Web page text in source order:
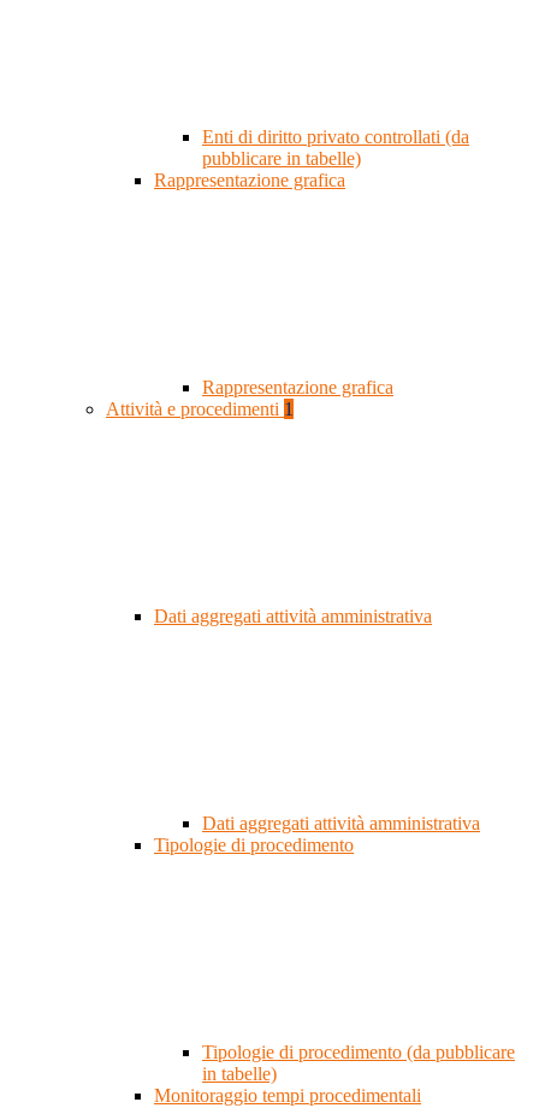
Enti di diritto privato controllati (da
pubblicare in tabelle)
Rappresentazione grafica
Rappresentazione grafica
Attività e procedimenti 1
Dati aggregati attività amministrativa
Dati aggregati attività amministrativa
Tipologie di procedimento
Tipologie di procedimento (da pubblicare
in tabelle)
Monitoraggio tempi procedimentali